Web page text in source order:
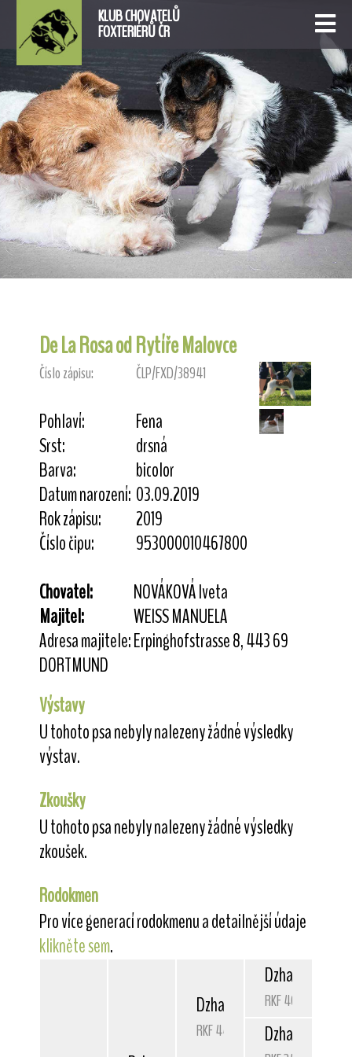
KLUB CHOVATELŮ
FOXTERIÉRŮ ČR
De La Rosa od Rytíře Malovce
Číslo zápisu: ČLP/FXD/38941
Pohlaví:
Fena
Srst:
drsná
Barva:
bicolor
Datum narození: 03.09.2019
Rok zápisu:
2019
Číslo čipu:
953000010467800
Chovatel:
NOVÁKOVÁ Iveta
Majitel:
WEISS MANUELA
Adresa majitele:Erpinghofstrasse 8, 443 69
DORTMUND
Výstavy
U tohoto psa nebyly nalezeny žádné výsledky
výstav.
Zkoušky
U tohoto psa nebyly nalezeny žádné výsledky
zkoušek.
Rodokmen
Pro více generací rodokmenu a detailnější údaje
klikněte sem.
Dzhassta Irji Iris
RKF 4466650
Dzhassta
RKF 4030305
Dzhassta